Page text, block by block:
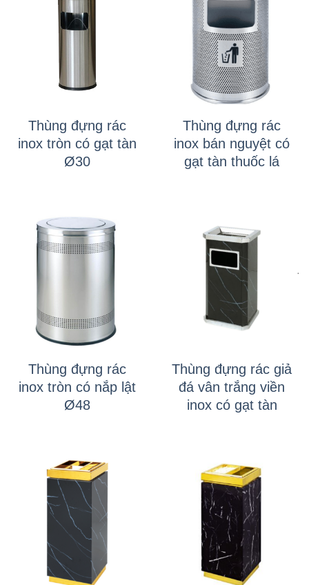
Thùng đựng rác
inox tròn có gạt tàn
Ø30
Thùng đựng rác
inox bán nguyệt có
gạt tàn thuốc lá
Thùng đựng rác
inox tròn có nắp lật
Ø48
Thùng đựng rác giả
đá vân trắng viền
inox có gạt tàn